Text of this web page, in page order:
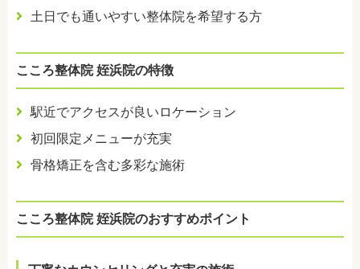
土日でも通いやすい整体院を希望する方
こころ整体院 姪浜院の特徴
駅近でアクセスが良いロケーション
初回限定メニューが充実
骨格矯正を含む多彩な施術
こころ整体院 姪浜院のおすすめポイント